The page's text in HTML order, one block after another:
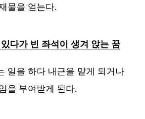
물을 얻는다.
다가 빈 좌석이 생겨 앉는 꿈
일을 하다 내근을 맡게 되거나
을 부여받게 된다.